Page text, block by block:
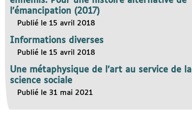
l’émancipation (2017)
Publié le 15 avril 2018
Informations diverses
Publié le 15 avril 2018
Une métaphysique de l’art au service de la
science sociale
Publié le 31 mai 2021